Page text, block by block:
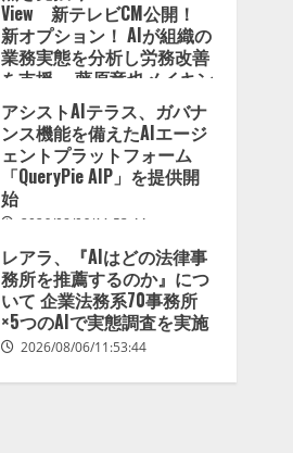
View 新テレビCM公開！
新オプション！ AIが組織の
業務実態を分析し労務改善
を支援。 藤原竜也メイキン
グ動画公開 「もしAIが自分
を分析したら、すぐ休めと
言われる自信がある」「昨
年の夏はカブトムシを捕ま
えたり、虫と戦ったり…」
アシストAIテラス、ガバナ
ンス機能を備えたAIエージ
ェントプラットフォーム
「QueryPie AIP」を提供開
始
2026/08/06/11:53:44
レアラ、『AIはどの法律事
務所を推薦するのか』につ
いて 企業法務系70事務所
×5つのAIで実態調査を実施
2026/08/06/11:53:44